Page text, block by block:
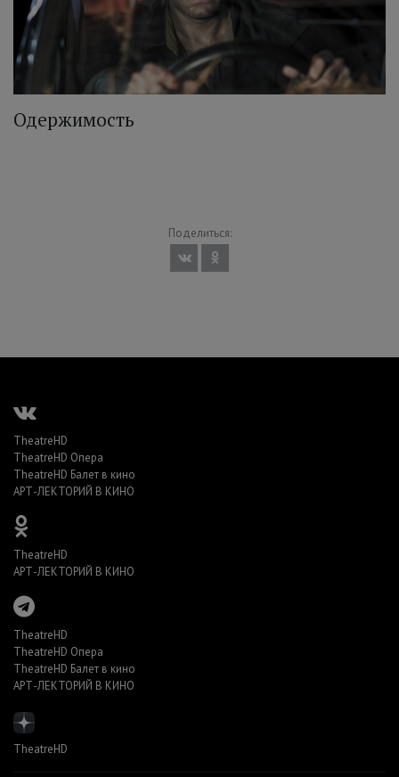
Одержимость
Поделиться:
TheatreHD
TheatreHD Опера
TheatreHD Балет в кино
АРТ-ЛЕКТОРИЙ В КИНО
TheatreHD
АРТ-ЛЕКТОРИЙ В КИНО
TheatreHD
TheatreHD Опера
TheatreHD Балет в кино
АРТ-ЛЕКТОРИЙ В КИНО
TheatreHD